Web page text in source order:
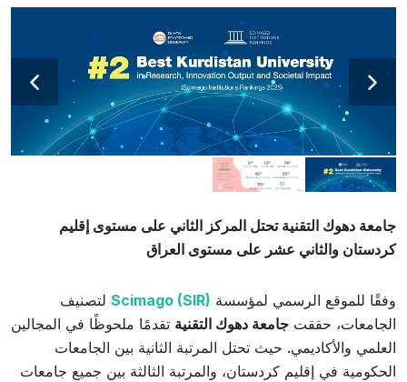
جامعة دهوك التقنية تحتل المركز الثاني على مستوى إقليم
كردستان والثاني عشر على مستوى العراق
وفقًا للموقع الرسمي لمؤسسة Scimago (SIR) لتصنيف
الجامعات، حققت جامعة دهوك التقنية تقدمًا ملحوظًا في المجالين
العلمي والأكاديمي. حيث تحتل المرتبة الثانية بين الجامعات
الحكومية في إقليم كردستان، والمرتبة الثالثة بين جميع جامعات